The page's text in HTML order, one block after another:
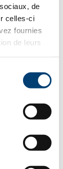
de
celles-ci
fournies
de leurs
Détails